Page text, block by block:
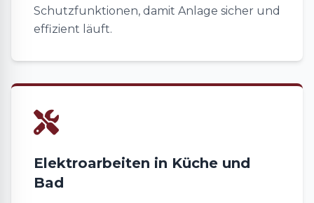
Schutzfunktionen, damit Anlage sicher und
effizient läuft.
Elektroarbeiten in Küche und
Bad